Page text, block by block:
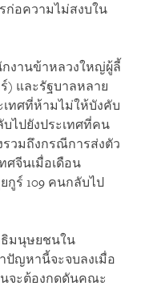
ก่อความไม่สงบใน
งานข้าหลวงใหญ่ผู้ลี้
) และรัฐบาลหลาย
เทศที่ห้ามไม่ให้บังคับ
ไปยังประเทศที่คน
วมถึงกรณีการส่งตัว
ศจีนเมื่อเดือน
กูร์ 109 คนกลับไป
ธิมนุษยชนใน
ปัญหานี้จะจบลงเมื่อ
นจะต้องกดดันคณะ